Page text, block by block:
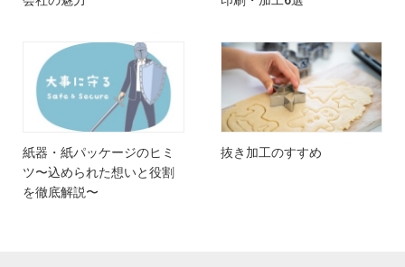
紙器・紙パッケージのヒミ
ツ〜込められた想いと役割
を徹底解説〜
抜き加工のすすめ